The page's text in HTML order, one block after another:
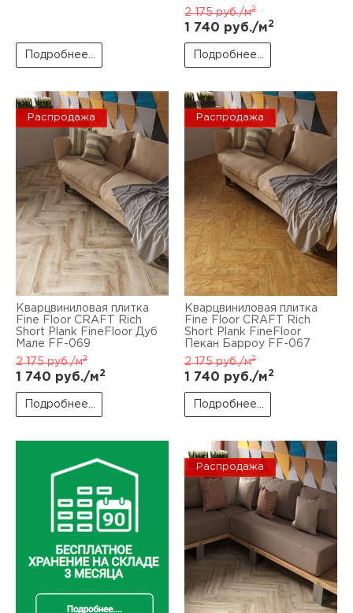
Подробнее...
2 175руб./м2
1 740 руб./м2
Подробнее...
Распродажа
Кварцвиниловая плитка
Fine Floor CRAFT Rich
Short Plank FineFloor Дуб
Мале FF-069
2 175руб./м2
1 740 руб./м2
Подробнее...
Распродажа
Кварцвиниловая плитка
Fine Floor CRAFT Rich
Short Plank FineFloor
Пекан Барроу FF-067
2 175руб./м2
1 740 руб./м2
Подробнее...
Распродажа